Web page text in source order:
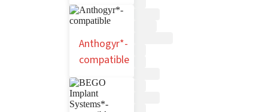
Anthogyr*-
compatible